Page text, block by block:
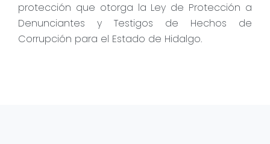
protección que otorga la Ley de Protección a
Denunciantes y Testigos de Hechos de
Corrupción para el Estado de Hidalgo.